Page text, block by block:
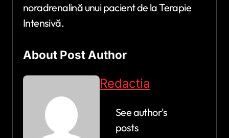
noradrenalină unui pacient de la Terapie
Intensivă.
About Post Author
Redactia
See author's
posts